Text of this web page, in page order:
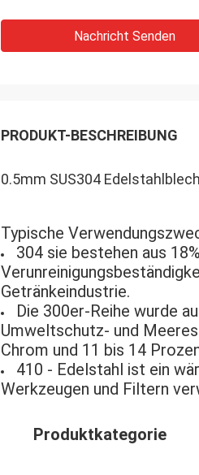
Hinterlass eine Nachricht
Nachricht Senden
PRODUKT-BESCHREIBUNG
0.5mm SUS304
Typische
304 sie bestehen aus
Getränkeindustrie.
Die 300er-Reihe wurde
Umweltschutz- und
Chrom und 11 bis 14
410 - Edelstahl ist ein
Werkzeugen und Filtern
Produktkategorie